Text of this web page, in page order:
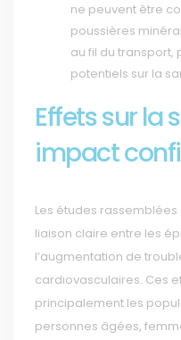
ne peuvent être
poussières
au fil du transport,
potentiels sur la
Effets sur la
impact
Les études
liaison claire entre les
l’augmentation de
cardiovasculaires. Ces
principalement les
personnes âgées,